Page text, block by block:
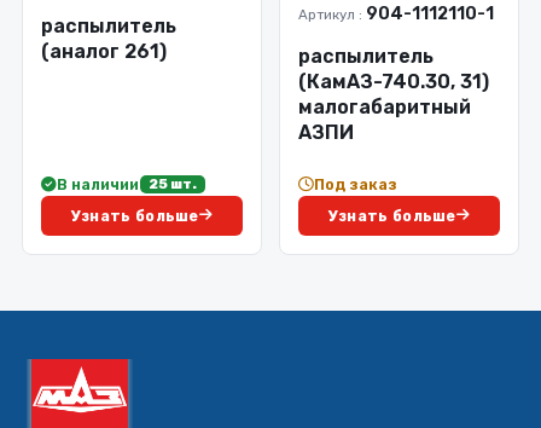
распылитель
(аналог 261)
В наличии 25 шт.
Узнать больше
Артикул : 904-1112110-1
распылитель
(КамАЗ-740.30, 31)
малогабаритный
АЗПИ
Под заказ
Узнать больше